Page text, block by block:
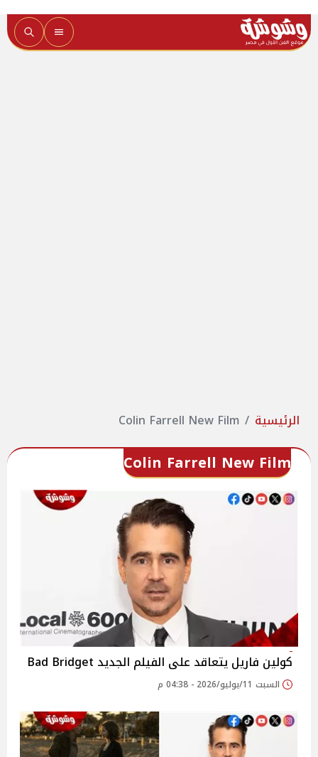
الرئيسية Colin Farrell New Film
Colin Farrell New Film
كولين فاريل يتعاقد على الفيلم الجديد Bad Bridget
السبت 11/يوليو/2026 - 04:38 م